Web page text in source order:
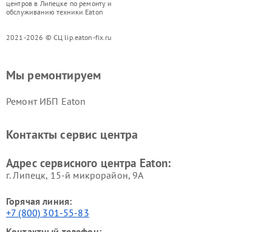
центров в Липецке по ремонту и
обслуживанию техники Eaton
2021-2026 © СЦ lip.eaton-fix.ru
Мы ремонтируем
Ремонт ИБП Eaton
Контакты сервис центра
Адрес сервисного центра Eaton:
г. Липецк, 15-й микрорайон, 9А
Горячая линия:
+7 (800) 301-55-83